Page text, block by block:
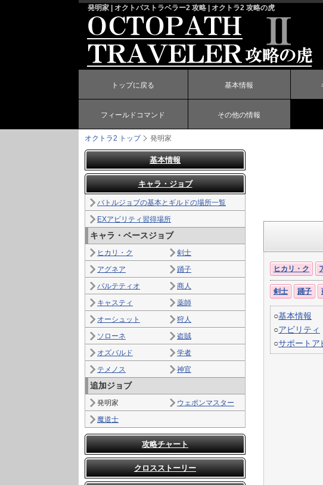
発明家 | オクトパストラベラー2 攻略 | オクトラ2 攻略の虎
トップに戻る 基本情報
フィールドコマンド その他の情報
オクトラ2 トップ 発明家
ヒカリ・ク
剣士 踊子
○基本情報
○アビリティ
○サポートア
基本情報
キャラ・ジョブ
バトルジョブの基本とギルドの場所一覧
EXアビリティ習得場所
キャラ・ベースジョブ
ヒカリ・ク
剣士
アグネア
踊子
パルテティオ
商人
キャスティ
薬師
オーシュット
狩人
ソローネ
盗賊
オズバルド
学者
テメノス
神官
追加ジョブ
発明家
ウェポンマスター
魔道士
攻略チャート
クロスストーリー